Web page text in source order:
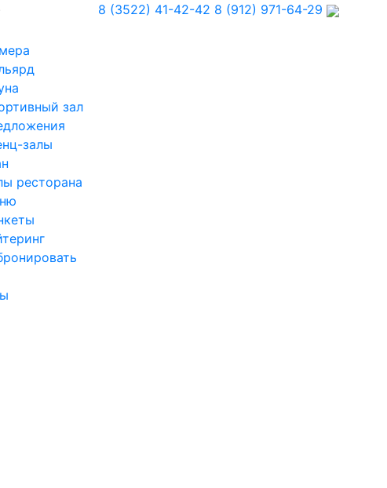
8 (3522) 41-42-42 8 (912) 971-64-29
зал
залы
ресторана